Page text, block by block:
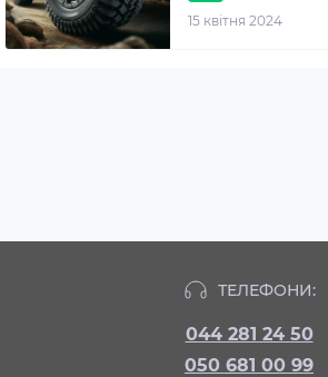
15 квітня 2024
ТЕЛЕФОНИ:
044 281 24 50
050 681 00 99